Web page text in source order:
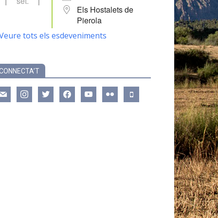
Els Hostalets de
Pierola
tots els esdeveniments
instagramtwitter facebookyoutube flickr mobile